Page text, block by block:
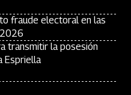
fraude electoral en las
transmitir la posesión
Espriella